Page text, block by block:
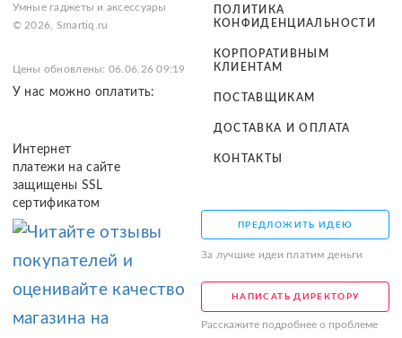
Умные гаджеты и аксессуары
© 2026, Smartiq.ru
Цены обновлены: 06.06.26 09:19
У нас можно оплатить:
Интернет
платежи на сайте
защищены SSL
сертификатом
ПОЛИТИКА
КОНФИДЕНЦИАЛЬНОСТИ
КОРПОРАТИВНЫМ
КЛИЕНТАМ
ПОСТАВЩИКАМ
ДОСТАВКА И ОПЛАТА
КОНТАКТЫ
ПРЕДЛОЖИТЬ ИДЕЮ
За лучшие идеи платим деньги
НАПИСАТЬ ДИРЕКТОРУ
Расскажите подробнее о проблеме